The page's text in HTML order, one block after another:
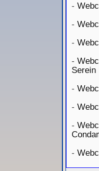
-
-
-
-
Serein
-
-
-
-